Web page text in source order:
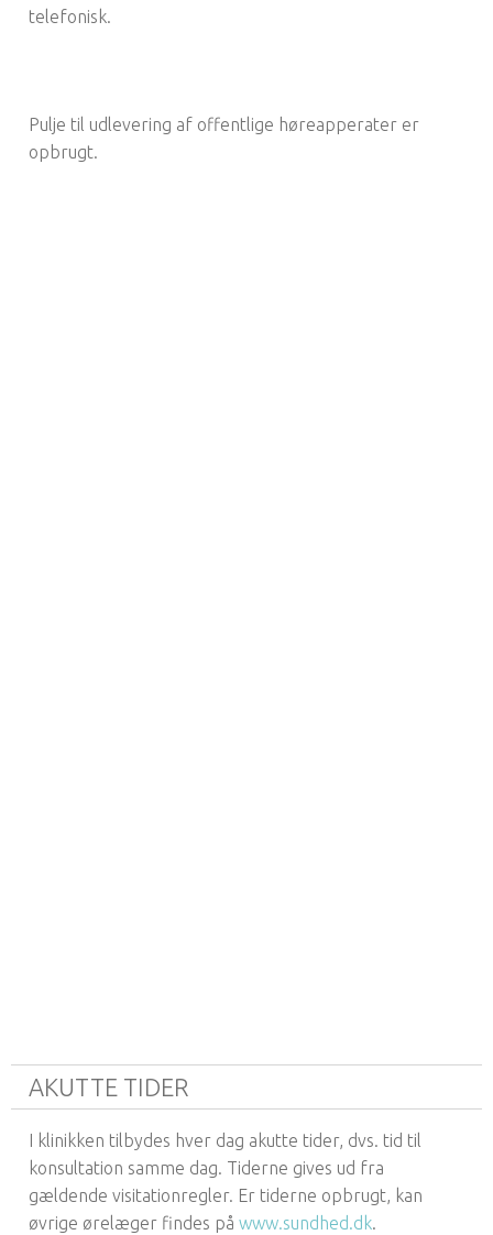
telefonisk.
Pulje til udlevering af offentlige høreapperater er
opbrugt.
AKUTTE TIDER
I klinikken tilbydes hver dag akutte tider, dvs. tid til
konsultation samme dag. Tiderne gives ud fra
gældende visitationregler. Er tiderne opbrugt, kan
øvrige ørelæger findes på www.sundhed.dk